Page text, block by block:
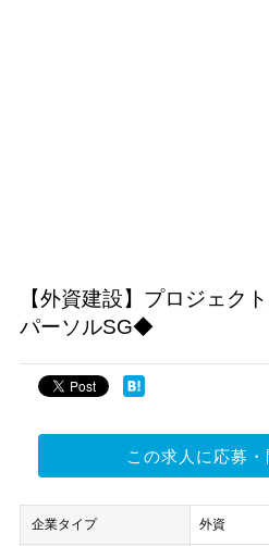
【外資建設】プロジェク
パーソルSG◆
この求人に応募
企業タイプ 外資